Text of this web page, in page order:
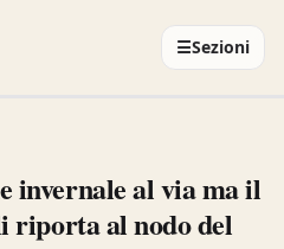
☰Sezioni
invernale al via ma il
riporta al nodo del